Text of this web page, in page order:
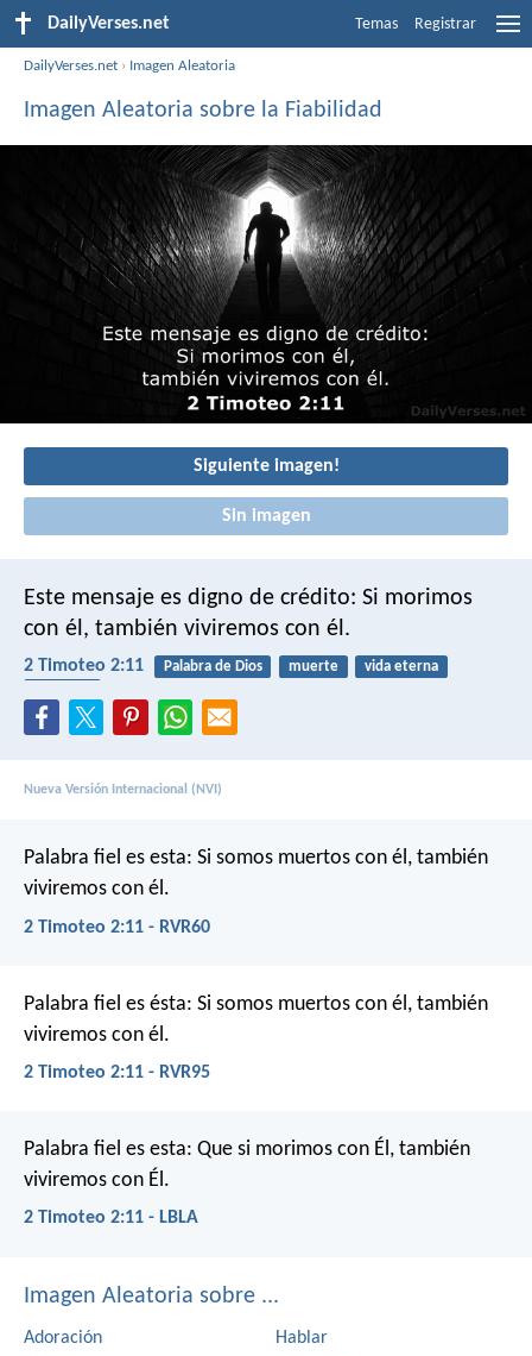
DailyVerses.net Temas Registrar
DailyVerses.net › Imagen Aleatoria
Imagen Aleatoria sobre la Fiabilidad
Siguiente imagen!
Sin imagen
Este mensaje es digno de crédito: Si morimos
con él, también viviremos con él.
2 Timoteo 2:11 Palabra de Dios muerte
vida eterna
Nueva Versión Internacional (NVI)
Palabra fiel es esta: Si somos muertos con él, también
viviremos con él.
2 Timoteo 2:11 - RVR60
Palabra fiel es ésta: Si somos muertos con él, también
viviremos con él.
2 Timoteo 2:11 - RVR95
Palabra fiel es esta: Que si morimos con Él, también
viviremos con Él.
2 Timoteo 2:11 - LBLA
Imagen Aleatoria sobre ...
Adoración
Hablar